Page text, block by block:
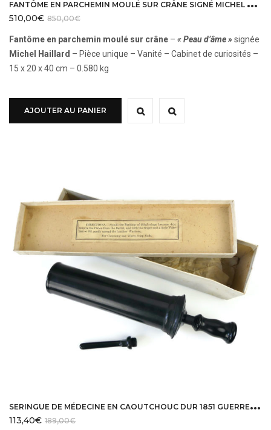
850,00€
510,00€
Fantôme en parchemin moulé sur crâne – « Peau d’âme »signée
Michel Haillard – Pièce unique – Vanité – Cabinet de curiosités –
15 x 20 x 40 cm – 0.580 kg
AJOUTER AU PANIER
S
ERINGUE DE MÉDECINE EN CAOUTCHOUC DUR 1851 GUERRE CIVILE AMÉRICAINE
189,00€
113,40€